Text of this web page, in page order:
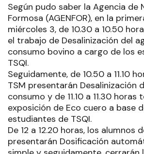
Según pudo saber la Agencia de
Formosa (AGENFOR), en la
miércoles 3, de 10.30 a 10.50
el trabajo de Desalinización del
consumo bovino a cargo de los
TSQI.
Seguidamente, de 10.50 a 11.10
TSM presentarán Desalinización
consumo y de 11.10 a 11.30 horas
exposición de Eco cuero a base
estudiantes de TSQI.
De 12 a 12.20 horas, los alumnos
presentarán Dosificación